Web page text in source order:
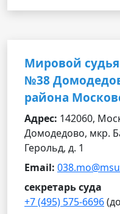
Мировой судья
№38
района
Адрес: 142060,
Домодедово, мкр.
Герольд, д. 1
Email:
секретарь суда
+7 (495) 575-6696